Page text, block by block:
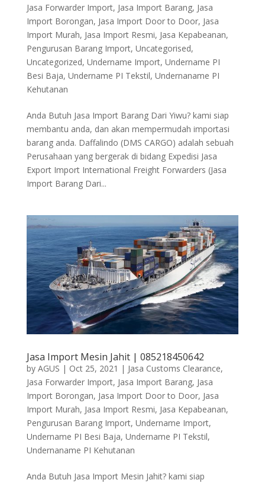
Jasa Forwarder Import, Jasa Import Barang, Jasa
Import Borongan, Jasa Import Door to Door, Jasa
Import Murah, Jasa Import Resmi, Jasa Kepabeanan,
Pengurusan Barang Import, Uncategorised,
Uncategorized, Undername Import, Undername PI
Besi Baja, Undername PI Tekstil, Undernaname PI
Kehutanan
Anda Butuh Jasa Import Barang Dari Yiwu? kami siap
membantu anda, dan akan mempermudah importasi
barang anda. Daffalindo (DMS CARGO) adalah sebuah
Perusahaan yang bergerak di bidang Expedisi Jasa
Export Import International Freight Forwarders (Jasa
Import Barang Dari...
Jasa Import Mesin Jahit | 085218450642
by AGUS | Oct 25, 2021 | Jasa Customs Clearance,
Jasa Forwarder Import, Jasa Import Barang, Jasa
Import Borongan, Jasa Import Door to Door, Jasa
Import Murah, Jasa Import Resmi, Jasa Kepabeanan,
Pengurusan Barang Import, Undername Import,
Undername PI Besi Baja, Undername PI Tekstil,
Undernaname PI Kehutanan
Anda Butuh Jasa Import Mesin Jahit? kami siap